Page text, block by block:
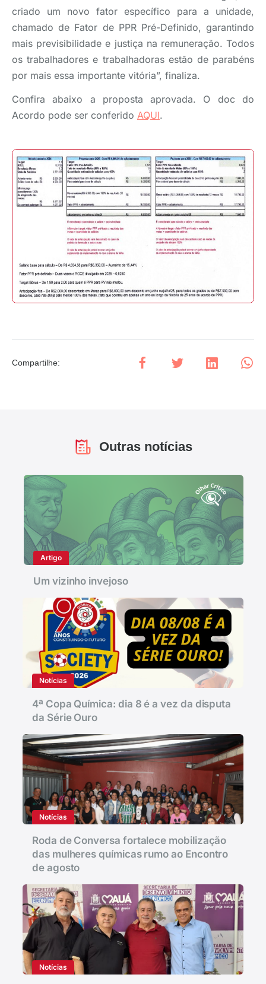
criado um novo fator específico para a unidade,
chamado de Fator de PPR Pré-Definido, garantindo
mais previsibilidade e justiça na remuneração. Todos
os trabalhadores e trabalhadoras estão de parabéns
por mais essa importante vitória”, finaliza.
Confira abaixo a proposta aprovada. O doc do
Acordo pode ser conferido AQUI.
Compartilhe:
Outras notícias
Artigo
Um vizinho invejoso
Notícias
4ª Copa Química: dia 8 é a vez da disputa
da Série Ouro
Notícias
Roda de Conversa fortalece mobilização
das mulheres químicas rumo ao Encontro
de agosto
Notícias